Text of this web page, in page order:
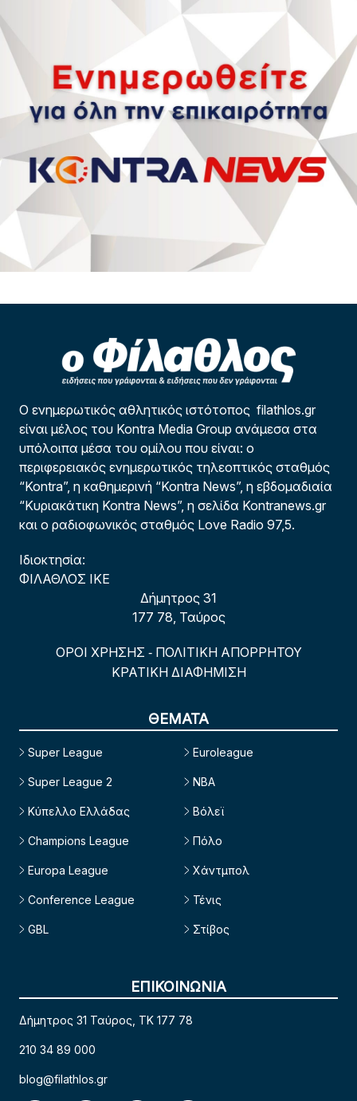
Ο ενημερωτικός αθλητικός ιστότοπος filathlos.gr
είναι μέλος του Kontra Media Group ανάμεσα στα
υπόλοιπα μέσα του ομίλου που είναι: ο
περιφερειακός ενημερωτικός τηλεοπτικός σταθμός
“Kontra”, η καθημερινή “Kontra News”, η εβδομαδιαία
“Κυριακάτικη Kontra News”, η σελίδα Kontranews.gr
και ο ραδιοφωνικός σταθμός Love Radio 97,5.
Ιδιοκτησία:
ΦΙΛΑΘΛΟΣ ΙΚΕ
Δήμητρος 31
177 78, Ταύρος
ΟΡΟΙ ΧΡΗΣΗΣ - ΠΟΛΙΤΙΚΗ ΑΠΟΡΡΗΤΟΥ
ΚΡΑΤΙΚΗ ΔΙΑΦΗΜΙΣΗ
ΘΕΜΑΤΑ
Super League
Super League 2
Κύπελλο Ελλάδας
Champions League
Europa League
Conference League
GBL
Euroleague
NBA
Βόλεϊ
Πόλο
Χάντμπολ
Τένις
Στίβος
ΕΠΙΚΟΙΝΩΝΙΑ
Δήμητρος 31 Ταύρος, TK 177 78
210 34 89 000
blog@filathlos.gr